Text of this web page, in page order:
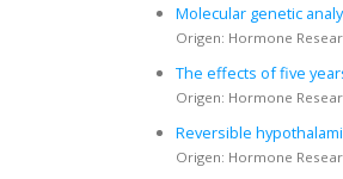
Molecular genetic
Origen: Hormone
The effects of five
Origen: Hormone
Reversible
Origen: Hormone